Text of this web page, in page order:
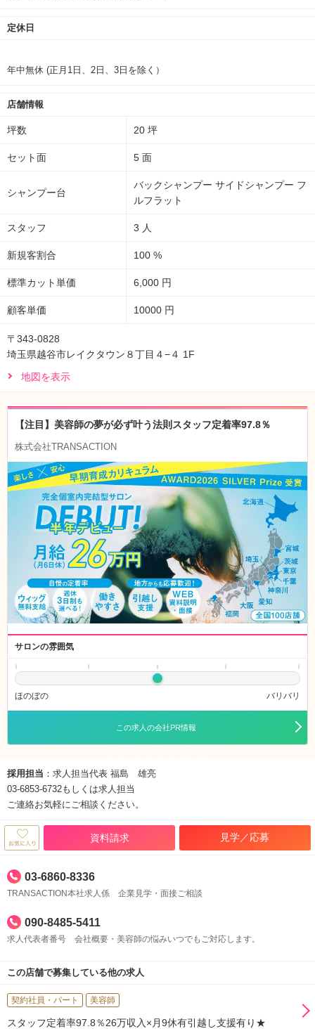
定休日
年中無休 (正月1日、2日、3日を除く）
店舗情報
坪数 20 坪
セット面 5 面
シャンプー台
バックシャンプー サイドシャンプー フ
ルフラット
スタッフ 3 人
新規客割合 100 %
標準カット単価 6,000 円
顧客単価 10000 円
〒343-0828
埼玉県越谷市レイクタウン８丁目４−４ 1F
地図を表示
【注目】美容師の夢が必ず叶う法則スタッフ定着率97.8％
株式会社TRANSACTION
サロンの雰囲気
ほのぼの バリバリ
この求人の会社PR情報
採用担当 ：求人担当代表 福島 雄亮
03-6853-6732もしくは求人担当
ご連絡お気軽にご相談ください。
資料請求 見学／応募
03-6860-8336
TRANSACTION本社求人係 企業見学・面接ご相談
090-8485-5411
求人代表者番号 会社概要・美容師の悩みいつでもご対応します。
この店舗で募集している他の求人
契約社員・パート 美容師
スタッフ定着率97.8％26万収入×月9休有引越し支援有り★